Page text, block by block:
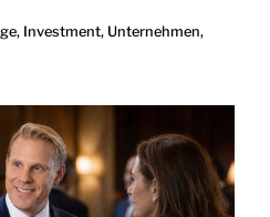
, Investment, Unternehmen,